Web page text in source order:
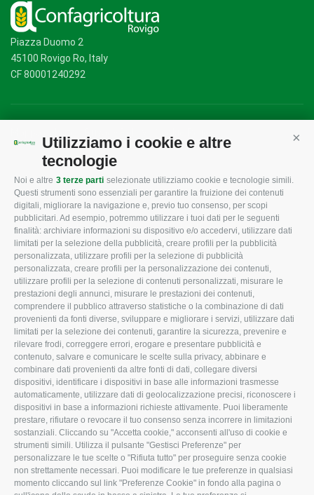
Utilizziamo i cookie e altre
tecnologie
Noi e altre 3 terze parti selezionate utilizziamo cookie e tecnologie simili.
Questi strumenti sono essenziali per garantire la fruizione dei contenuti
digitali, migliorare la navigazione e, previo tuo consenso, per scopi
pubblicitari. Ad esempio, potremmo utilizzare i tuoi dati per le seguenti
finalità: archiviare informazioni su dispositivo e/o accedervi, utilizzare dati
limitati per la selezione della pubblicità, creare profili per la pubblicità
personalizzata, utilizzare profili per la selezione di pubblicità
personalizzata, creare profili per la personalizzazione dei contenuti,
utilizzare profili per la selezione di contenuti personalizzati, misurare le
prestazioni degli annunci, misurare le prestazioni dei contenuti,
comprendere il pubblico attraverso statistiche o la combinazione di dati
provenienti da fonti diverse, sviluppare e migliorare i servizi, utilizzare dati
limitati per la selezione dei contenuti, garantire la sicurezza, prevenire e
rilevare frodi, correggere errori, erogare e presentare pubblicità e
contenuto, salvare e comunicare le scelte sulla privacy, abbinare e
combinare dati provenienti da altre fonti di dati, collegare diversi
dispositivi, identificare i dispositivi in base alle informazioni trasmesse
automaticamente, utilizzare dati di geolocalizzazione precisi, riconoscere i
dispositivi in base a informazioni richieste attivamente. Puoi liberamente
prestare, rifiutare o revocare il tuo consenso senza incorrere in limitazioni
sostanziali. Cliccando su "Accetta cookie," acconsenti all'uso di cookie e
strumenti simili. Utilizza il pulsante "Gestisci Preferenze" per
personalizzare le tue scelte o "Rifiuta tutto" per proseguire senza cookie
non strettamente necessari. Puoi modificare le tue preferenze in qualsiasi
momento cliccando sul link "Preferenze Cookie" in fondo alla pagina o
Piazza Duomo 2
45100 Rovigo Ro, Italy
CF 80001240292
CONFAGRICOLTURA
ROVIGO
L'Associazione
Missione e Progetto
Organigramma aziendale
I Nostri Servizi
Uffici della Sede
provinciale
Le Sedi di Zona
Agricoltori S.r.l.
Whistleblowing
Confagricoltura Rovigo e
Agricoltori srl
CONFAGRICOLTURA
INFORMA
Tecnico
Fiscale
Lavoro
Ambiente
Associazione
CONFAGRICOLTURA
ATTIVA
Notizie in evidenza
Eventi
Comunicati Stampa
Video
Iscrizione Newsletter
Newsletter